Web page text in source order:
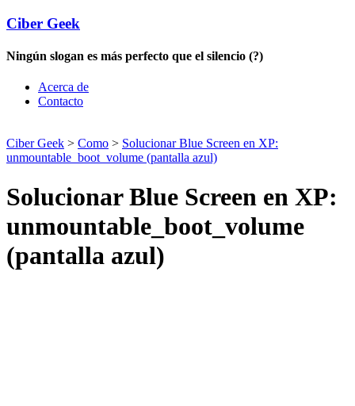
Ciber Geek
Ningún slogan es más perfecto que el silencio (?)
Acerca de
Contacto
Ciber Geek > Como > Solucionar Blue Screen en XP:
unmountable_boot_volume (pantalla azul)
Solucionar Blue Screen en XP:
unmountable_boot_volume
(pantalla azul)